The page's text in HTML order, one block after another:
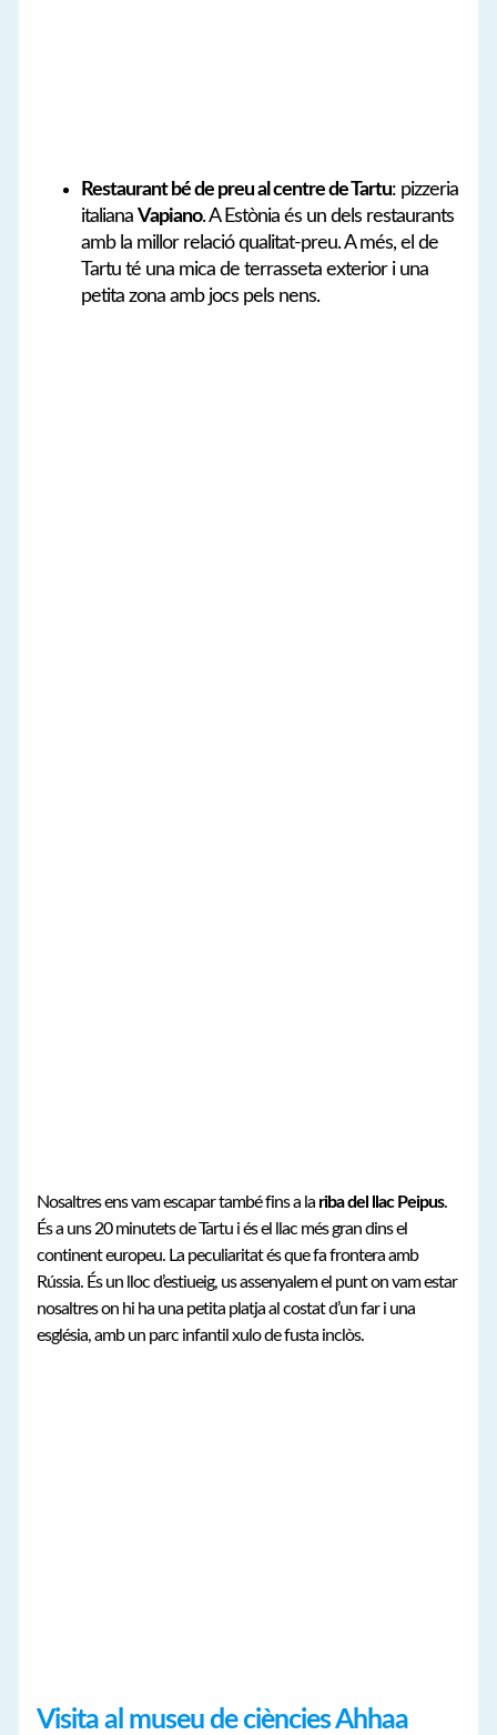
Restaurant bé de preu al centre de Tartu: pizzeria
italianaVapiano. A Estònia és un dels restaurants
amb la millor relació qualitat-preu. A més, el de
Tartu té una mica de terrasseta exterior i una
petita zona amb jocs pels nens.
Nosaltres ens vam escapar també fins a la riba del llac Peipus.
És a uns 20 minutets de Tartu i és el llac més gran dins el
continent europeu. La peculiaritat és que fa frontera amb
Rússia. És un lloc d’estiueig, us assenyalem el punt on vam estar
nosaltres on hi ha una petita platja al costat d’un far i una
església, amb un parc infantil xulo de fusta inclòs.
Visita al museu de ciències Ahhaa